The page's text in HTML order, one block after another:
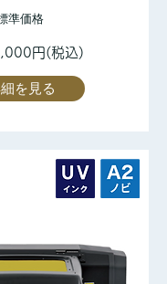
準価格
円(税込)
を見る